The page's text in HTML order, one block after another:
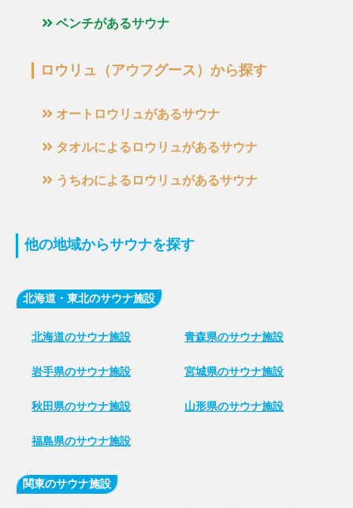
ベンチがあるサウナ
ロウリュ（アウフグース）から探す
オートロウリュがあるサウナ
タオルによるロウリュがあるサウナ
うちわによるロウリュがあるサウナ
他の地域からサウナを探す
北海道・東北のサウナ施設
北海道のサウナ施設 青森県のサウナ施設
岩手県のサウナ施設 宮城県のサウナ施設
秋田県のサウナ施設 山形県のサウナ施設
福島県のサウナ施設
関東のサウナ施設